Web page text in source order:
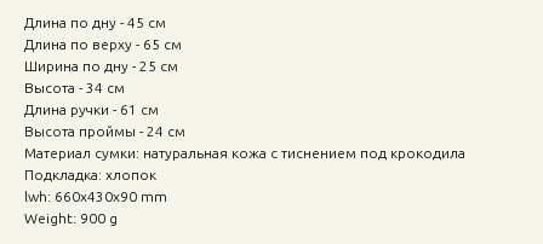
Длина по дну - 45 см
Длина по верху - 65 см
Ширина по дну - 25 см
Высота - 34 см
Длина ручки - 61 см
Высота проймы - 24 см
Материал сумки: натуральная кожа с тиснением под крокодила
Подкладка: хлопок
lwh: 660x430x90 mm
Weight: 900 g